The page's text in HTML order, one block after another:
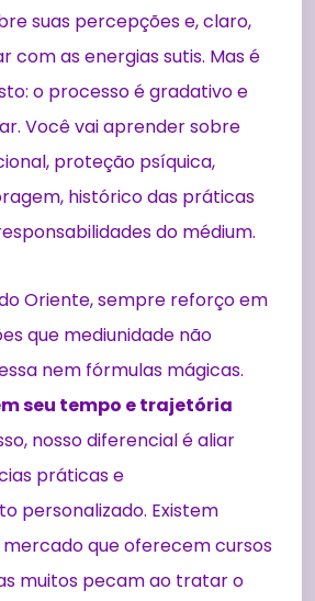
suas percepções e, claro,
com as energias sutis. Mas é
o processo é gradativo e
Você vai aprender sobre
proteção psíquica,
histórico das práticas
do médium.
Oriente, sempre reforço em
que mediunidade não
nem fórmulas mágicas.
seu tempo e trajetória
nosso diferencial é aliar
práticas e
personalizado. Existem
que oferecem cursos
muitos pecam ao tratar o